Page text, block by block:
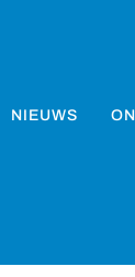
NIEUWS ON